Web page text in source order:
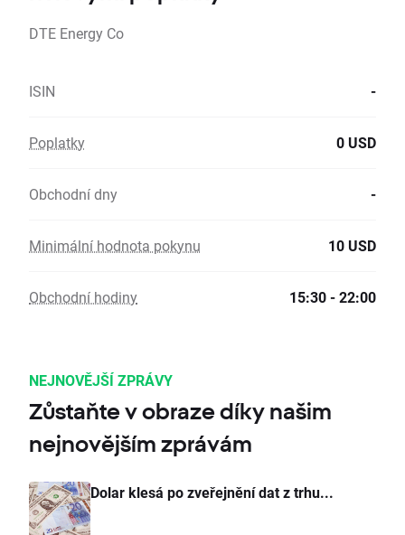
DTE Energy Co
ISIN -
Poplatky 0 USD
Obchodní dny -
Minimální hodnota pokynu 10 USD
Obchodní hodiny 15:30 - 22:00
NEJNOVĚJŠÍ ZPRÁVY
Zůstaňte v obraze díky našim
nejnovějším zprávám
Dolar klesá po zveřejnění dat z trhu...